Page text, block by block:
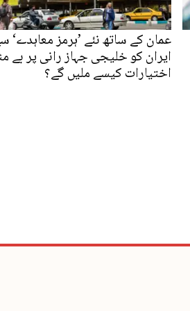
عمان کے ساتھ نئے ’ہرمز معاہدے‘
ایران کو خلیجی جہاز رانی پر بے
اختیارات کیسے ملیں گے؟